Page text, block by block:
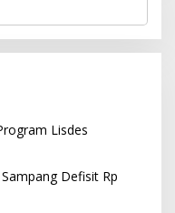
Lisdes
Defisit Rp